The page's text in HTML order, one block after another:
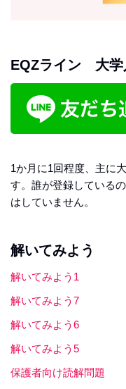
EQZライン 大学
1か月に1回程度、主に
す。誰が登録している
はしていません。
解いてみよう
解いてみよう1
解いてみよう7
解いてみよう6
解いてみよう5
保護者向け読解問題